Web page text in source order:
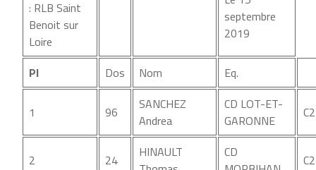
: RLB Saint
Benoit sur
Loire
septembre
2019
Pl Dos Nom Eq.
1 96
SANCHEZ
Andrea
CD LOT-ET-
GARONNE
C2
2 24
HINAULT
CD
C2